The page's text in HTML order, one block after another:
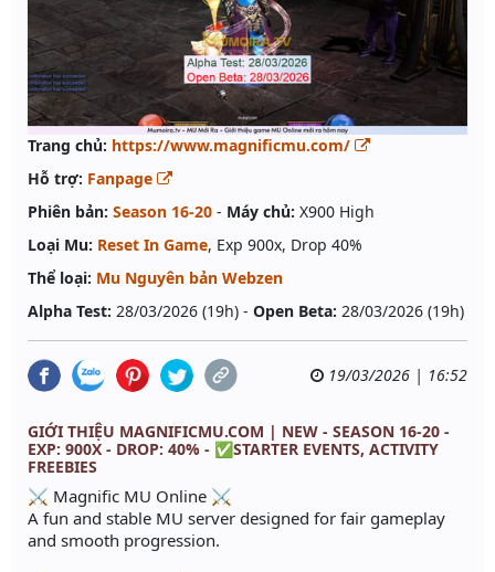
Trang chủ: https://www.magnificmu.com/
Hỗ trợ: Fanpage
Phiên bản: Season 16-20 - Máy chủ: X900 High
Loại Mu: Reset In Game, Exp 900x, Drop 40%
Thể loại: Mu Nguyên bản Webzen
Alpha Test: 28/03/2026 (19h) - Open Beta: 28/03/2026 (19h)
19/03/2026 | 16:52
GIỚI THIỆU MAGNIFICMU.COM | NEW - SEASON 16-20 -
EXP: 900X - DROP: 40% - ✅STARTER EVENTS, ACTIVITY
FREEBIES
⚔️ Magnific MU Online ⚔️
A fun and stable MU server designed for fair gameplay
and smooth progression.